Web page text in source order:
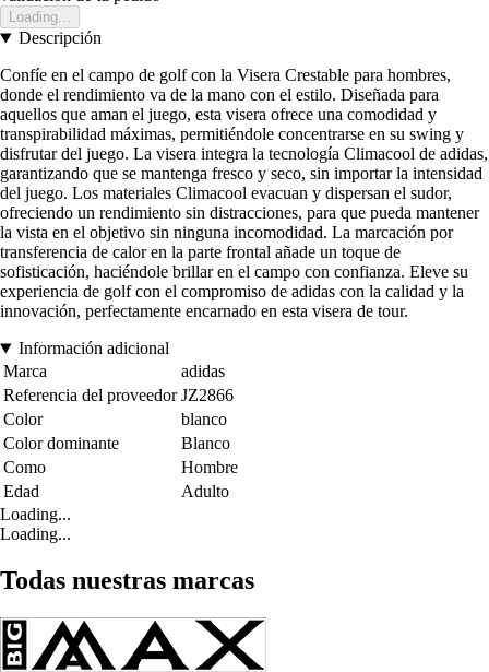
Loading...
Descripción
Confíe en el campo de golf con la Visera Crestable para hombres,
donde el rendimiento va de la mano con el estilo. Diseñada para
aquellos que aman el juego, esta visera ofrece una comodidad y
transpirabilidad máximas, permitiéndole concentrarse en su swing y
disfrutar del juego. La visera integra la tecnología Climacool de adidas,
garantizando que se mantenga fresco y seco, sin importar la intensidad
del juego. Los materiales Climacool evacuan y dispersan el sudor,
ofreciendo un rendimiento sin distracciones, para que pueda mantener
la vista en el objetivo sin ninguna incomodidad. La marcación por
transferencia de calor en la parte frontal añade un toque de
sofisticación, haciéndole brillar en el campo con confianza. Eleve su
experiencia de golf con el compromiso de adidas con la calidad y la
innovación, perfectamente encarnado en esta visera de tour.
Información adicional
Marca
adidas
Referencia del proveedor JZ2866
Color
blanco
Color dominante
Blanco
Como
Hombre
Edad
Adulto
Loading...
Loading...
Todas nuestras marcas